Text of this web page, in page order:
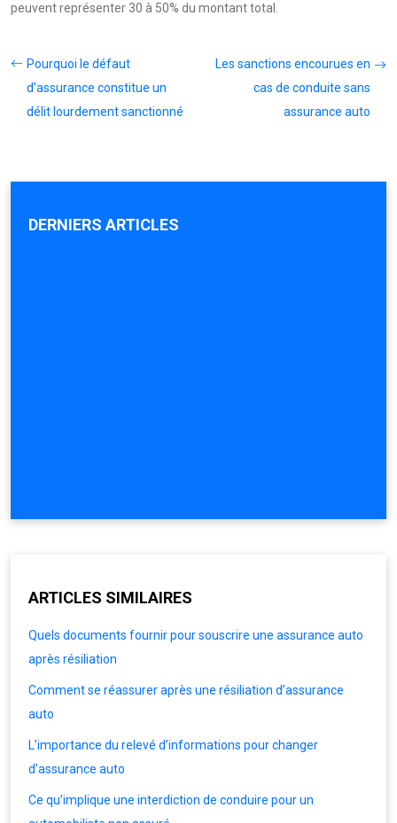
peuvent représenter 30 à 50% du montant total.
Pourquoi le défaut
d’assurance constitue un
délit lourdement sanctionné
Les sanctions encourues en
cas de conduite sans
assurance auto
DERNIERS ARTICLES
ARTICLES SIMILAIRES
Quels documents fournir pour souscrire une assurance auto
après résiliation
Comment se réassurer après une résiliation d’assurance
auto
L’importance du relevé d’informations pour changer
d’assurance auto
Ce qu’implique une interdiction de conduire pour un